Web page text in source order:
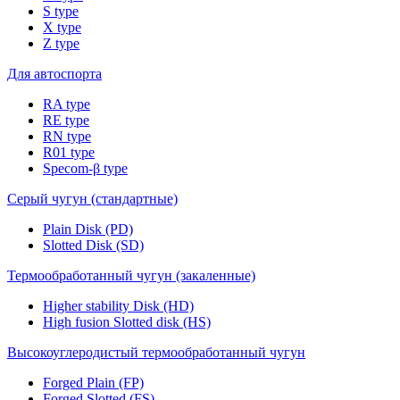
S type
X type
Z type
Для автоспорта
RA type
RE type
RN type
R01 type
Specom-β type
Серый чугун (стандартные)
Plain Disk (PD)
Slotted Disk (SD)
Термообработанный чугун (закаленные)
Higher stability Disk (HD)
High fusion Slotted disk (HS)
Высокоуглеродистый термообработанный чугун
Forged Plain (FP)